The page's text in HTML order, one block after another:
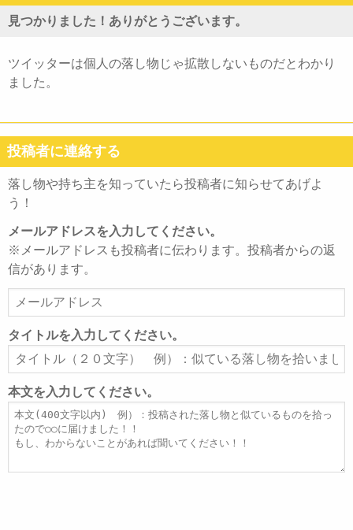
見つかりました！ありがとうございます。
ツイッターは個人の落し物じゃ拡散しないものだとわかり
ました。
投稿者に連絡する
落し物や持ち主を知っていたら投稿者に知らせてあげよ
う！
メールアドレスを入力してください。
※メールアドレスも投稿者に伝わります。投稿者からの返
信があります。
ー
ル
ア
ド
レ
ス
タイトルを入力してください。
タ
イ
ト
ル
本文を入力してください。
本
文